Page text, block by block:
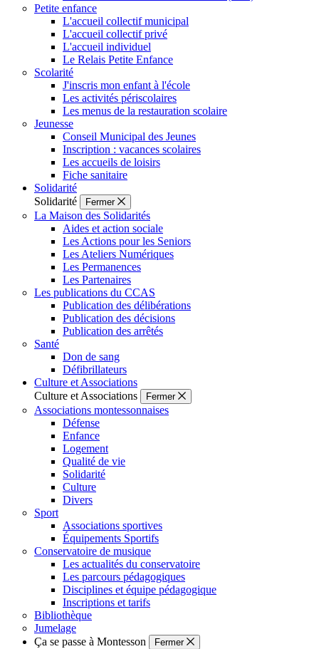
Petite enfance
L'accueil collectif municipal
L'accueil collectif privé
L'accueil individuel
Le Relais Petite Enfance
Scolarité
J'inscris mon enfant à l'école
Les activités périscolaires
Les menus de la restauration scolaire
Jeunesse
Conseil Municipal des Jeunes
Inscription : vacances scolaires
Les accueils de loisirs
Fiche sanitaire
Solidarité
Solidarité
Fermer
La Maison des Solidarités
Aides et action sociale
Les Actions pour les Seniors
Les Ateliers Numériques
Les Permanences
Les Partenaires
Les publications du CCAS
Publication des délibérations
Publication des décisions
Publication des arrêtés
Santé
Don de sang
Défibrillateurs
Culture et Associations
Culture et Associations
Fermer
Associations montessonnaises
Défense
Enfance
Logement
Qualité de vie
Solidarité
Culture
Divers
Sport
Associations sportives
Équipements Sportifs
Conservatoire de musique
Les actualités du conservatoire
Les parcours pédagogiques
Disciplines et équipe pédagogique
Inscriptions et tarifs
Bibliothèque
Jumelage
Ça se passe à Montesson
Fermer